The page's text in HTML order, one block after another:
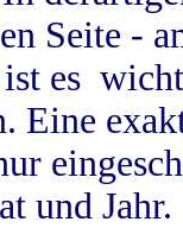
Seite -
es
Eine
und Jahr.